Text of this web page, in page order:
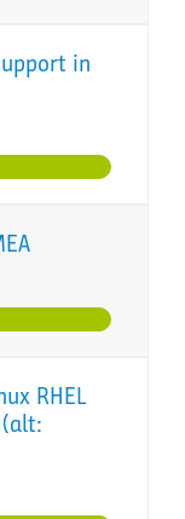
in
RHEL